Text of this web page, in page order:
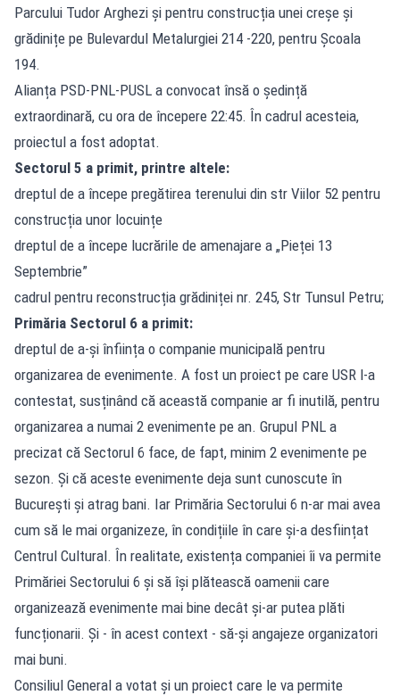
Parcului Tudor Arghezi și pentru construcția unei creșe și
grădinițe pe Bulevardul Metalurgiei 214 -220, pentru Școala
194.
Alianța PSD-PNL-PUSL a convocat însă o ședință
extraordinară, cu ora de începere 22:45. În cadrul acesteia,
proiectul a fost adoptat.
Sectorul 5 a primit, printre altele:
dreptul de a începe pregătirea terenului din str Viilor 52 pentru
construcția unor locuințe
dreptul de a începe lucrările de amenajare a „Pieței 13
Septembrie”
cadrul pentru reconstrucția grădiniței nr. 245, Str Tunsul Petru;
Primăria Sectorul 6 a primit:
dreptul de a-și înființa o companie municipală pentru
organizarea de evenimente. A fost un proiect pe care USR l-a
contestat, susținând că această companie ar fi inutilă, pentru
organizarea a numai 2 evenimente pe an. Grupul PNL a
precizat că Sectorul 6 face, de fapt, minim 2 evenimente pe
sezon. Și că aceste evenimente deja sunt cunoscute în
București și atrag bani. Iar Primăria Sectorului 6 n-ar mai avea
cum să le mai organizeze, în condițiile în care și-a desființat
Centrul Cultural. În realitate, existența companiei îi va permite
Primăriei Sectorului 6 și să își plătească oamenii care
organizează evenimente mai bine decât și-ar putea plăti
funcționarii. Și - în acest context - să-și angajeze organizatori
mai buni.
Consiliul General a votat și un proiect care le va permite